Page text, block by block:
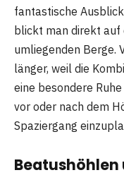
fantastische
blickt man direkt auf
umliegenden Berge.
länger, weil die
eine besondere
vor oder nach dem
Spaziergang